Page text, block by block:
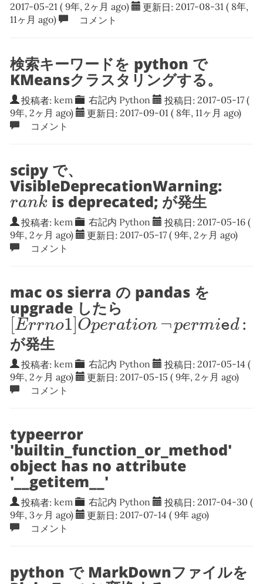
2017-05-21 ( 9年, 2ヶ月 ago) 更新日: 2017-08-31 ( 8年,
11ヶ月 ago)
コメント
検索キーワードを python で
KMeansクラスタリングする。
投稿者: kem 右記内 Python 投稿日: 2017-05-17(
9年, 2ヶ月 ago)
更新日: 2017-09-01 ( 8年, 11ヶ月 ago)
コメント
scipy で、
VisibleDeprecationWarning:
rank
rank is deprecated; が発生
投稿者: kem 右記内 Python 投稿日: 2017-05-16(
9年, 2ヶ月 ago)
更新日: 2017-05-17 ( 9年, 2ヶ月 ago)
コメント
mac os sierra の pandas を
upgrade したら
[Errno1]Operation ¬permied :
[Errno1]Operation permie d:
が発生
投稿者: kem 右記内 Python 投稿日: 2017-05-14(
9年, 2ヶ月 ago)
更新日: 2017-05-15 ( 9年, 2ヶ月 ago)
コメント
typeerror
'builtin_function_or_method'
object has no attribute
'__getitem__'
投稿者: kem 右記内 Python 投稿日: 2017-04-30 (
9年, 3ヶ月 ago)
更新日: 2017-07-14 ( 9年 ago)
コメント
python で MarkDownファイルを